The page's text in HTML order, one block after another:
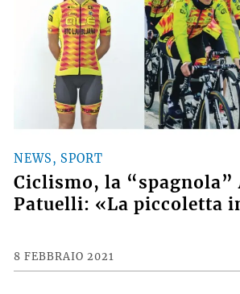
NEWS, SPORT
Ciclismo, la “spagnola”
Patuelli: «La piccoletta
8 FEBBRAIO 2021